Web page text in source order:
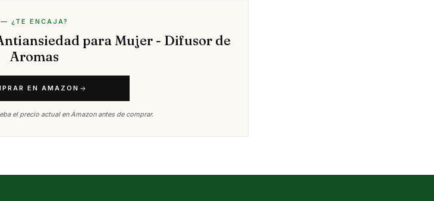
— ¿TE ENCAJA?
para Mujer - Difusor de
Aromas
EN AMAZON
el precio actual en Amazon antes de comprar.